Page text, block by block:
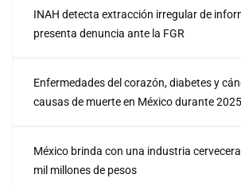
INAH detecta extracción irregular de
presenta denuncia ante la FGR
Enfermedades del corazón, diabetes y
causas de muerte en México durante 2025
México brinda con una industria
mil millones de pesos